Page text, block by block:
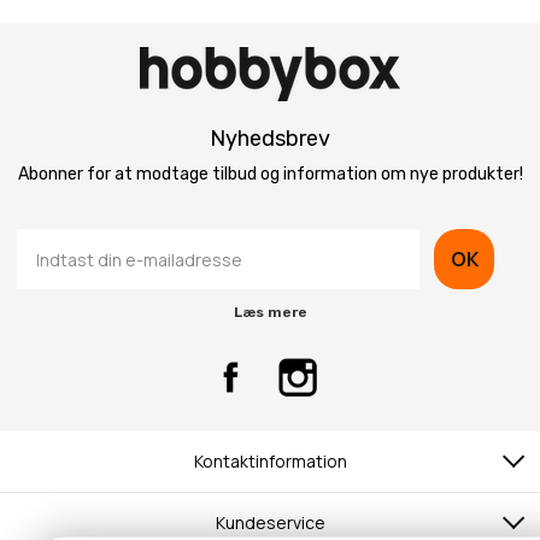
Nyhedsbrev
Abonner for at modtage tilbud og information om nye produkter!
OK
Læs mere
Kontaktinformation
Kundeservice